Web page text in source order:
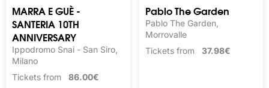
MARRA E GUÈ -
SANTERIA 10TH
ANNIVERSARY
Ippodromo Snai - San Siro,
Milano
Tickets from 86.00€
Pablo The Garden
Pablo The Garden,
Morrovalle
Tickets from 37.98€